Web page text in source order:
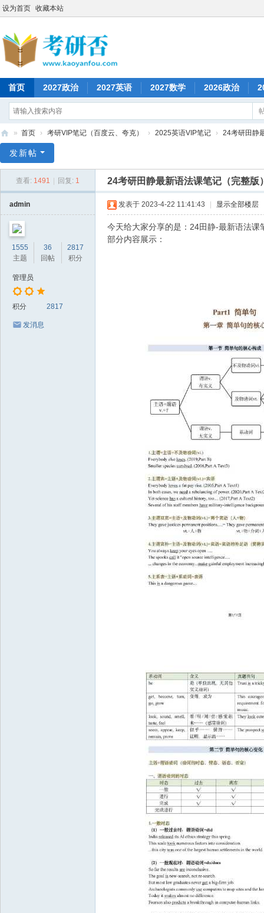
设为首页 收藏本站
首页 2027政治 2027英语 2027数学 2026政治
研
» 首页 › 考研VIP笔记（百度云、夸克） › 2025英语VIP笔记 › 24考研田静
发新帖
查看: 1491 回复: 1 24考研田静最新语法课笔记（完整版
admin
1555
主题
36
回帖
2817
积分
管理员
积分 2817
发消息
发表于 2023-4-22 11:41:43 显示全部楼层
今天给大家分享的是：24田静-最新语法课
部分内容展示：